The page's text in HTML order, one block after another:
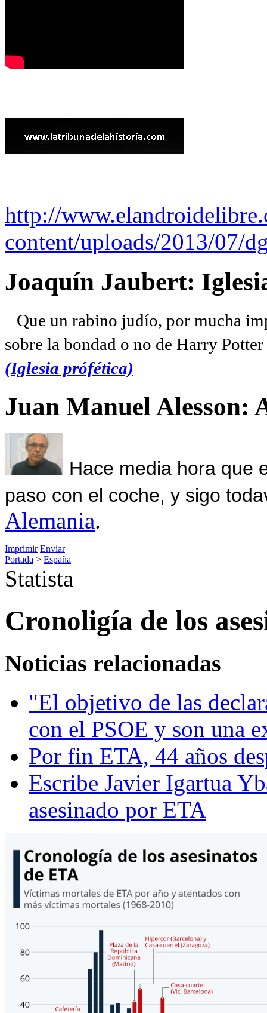
http://
content/uploads/2013/07/
Joaquín Jaubert:
Que un rabino judío, por mucha
sobre la bondad o no de Harry
(Iglesia prófética)
Juan Manuel Alesson:
Hace media hora que
paso con el coche, y sigo
Alemania.
Imprimir Enviar
Portada > España
Statista
Cronoligía de los
Noticias relacionadas
"El objetivo de las
con el PSOE y son una
Por fin ETA, 44 años
Escribe Javier Igartua
asesinado por ETA